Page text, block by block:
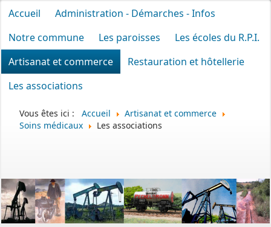
Accueil
Administration - Démarches - Infos
Notre commune
Les paroisses
Les écoles du R.P.I.
Artisanat et commerce
Restauration et hôtellerie
Les associations
Vous êtes ici : Accueil
Artisanat et commerce
Soins médicaux
Les associations